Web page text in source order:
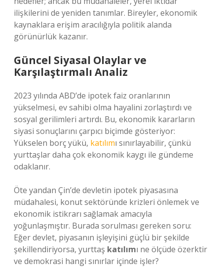
ilişkilerini de yeniden tanımlar. Bireyler, ekonomik
kaynaklara erişim aracılığıyla politik alanda
görünürlük kazanır.
Güncel Siyasal Olaylar ve
Karşılaştırmalı Analiz
2023 yılında ABD’de ipotek faiz oranlarının
yükselmesi, ev sahibi olma hayalini zorlaştırdı ve
sosyal gerilimleri artırdı. Bu, ekonomik kararların
siyasi sonuçlarını çarpıcı biçimde gösteriyor:
Yükselen borç yükü, katılımı sınırlayabilir, çünkü
yurttaşlar daha çok ekonomik kaygı ile gündeme
odaklanır.
Öte yandan Çin’de devletin ipotek piyasasına
müdahalesi, konut sektöründe krizleri önlemek ve
ekonomik istikrarı sağlamak amacıyla
yoğunlaşmıştır. Burada sorulması gereken soru:
Eğer devlet, piyasanın işleyişini güçlü bir şekilde
şekillendiriyorsa, yurttaş katılımı ne ölçüde özerktir
ve demokrasi hangi sınırlar içinde işler?